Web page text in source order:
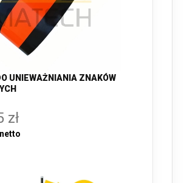
UNIEWAŻNIANIA ZNAKÓW
zł